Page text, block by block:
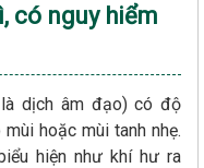
có nguy hiểm
dịch âm đạo) có độ
hoặc mùi tanh nhẹ.
hiện như khí hư ra